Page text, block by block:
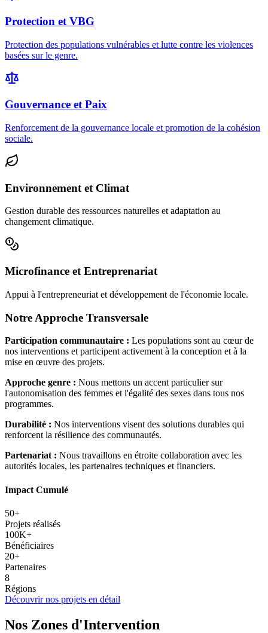
Protection et VBG
Protection des populations vulnérables et lutte contre les violences
basées sur le genre.
Gouvernance et Paix
Renforcement de la gouvernance locale et promotion de la cohésion
sociale.
Environnement et Climat
Gestion durable des ressources naturelles et adaptation au
changement climatique.
Microfinance et Entreprenariat
Appui à l'entrepreneuriat et développement de l'économie locale.
Notre Approche Transversale
Participation communautaire : Les populations sont au cœur de
nos interventions et participent activement à la conception et à la
mise en œuvre des projets.
Approche genre : Nous mettons un accent particulier sur
l'autonomisation des femmes et l'égalité des sexes dans tous nos
programmes.
Durabilité : Nos interventions visent des solutions durables qui
renforcent la résilience des communautés.
Partenariat : Nous travaillons en étroite collaboration avec les
autorités locales, les partenaires techniques et financiers.
Impact Cumulé
50+
Projets réalisés
100K+
Bénéficiaires
20+
Partenaires
8
Régions
Découvrir nos projets en détail
Nos Zones d'Intervention